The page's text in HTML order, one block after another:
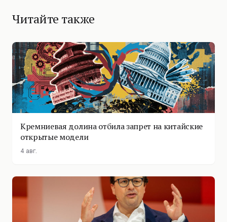
Читайте также
Кремниевая долина отбила запрет на китайские
открытые модели
4 авг.